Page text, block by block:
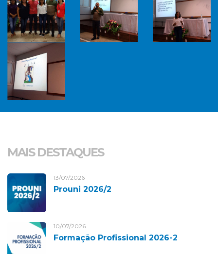
MAIS DESTAQUES
13/07/2026
Prouni 2026/2
10/07/2026
Formação Profissional 2026-2